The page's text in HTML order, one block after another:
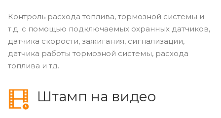
Контроль расхода топлива, тормозной системы и
т.д. с помощью подключаемых охранных датчиков,
датчика скорости, зажигания, сигнализации,
датчика работы тормозной системы, расхода
топлива и тд.
Штамп на видео